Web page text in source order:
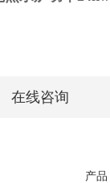
在线咨询
产品